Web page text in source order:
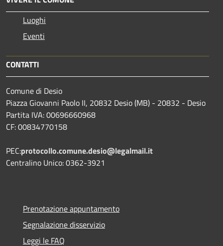
Luoghi
Eventi
CONTATTI
Comune di Desio
Piazza Giovanni Paolo II, 20832 Desio (MB) - 20832 - Desio
Partita IVA: 00696660968
CF: 00834770158
PEC:protocollo.comune.desio@legalmail.it
Centralino Unico: 0362-3921
Prenotazione appuntamento
Segnalazione disservizio
Leggi le FAQ